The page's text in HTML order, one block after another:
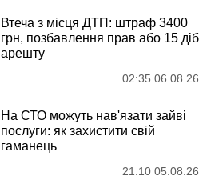
Втеча з місця ДТП: штраф 3400
грн, позбавлення прав або 15 діб
арешту
02:35 06.08.26
На СТО можуть нав'язати зайві
послуги: як захистити свій
гаманець
21:10 05.08.26